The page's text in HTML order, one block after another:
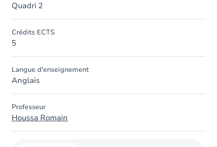
Quadri 2
Crédits ECTS
5
Langue d'enseignement
Anglais
Professeur
Houssa Romain